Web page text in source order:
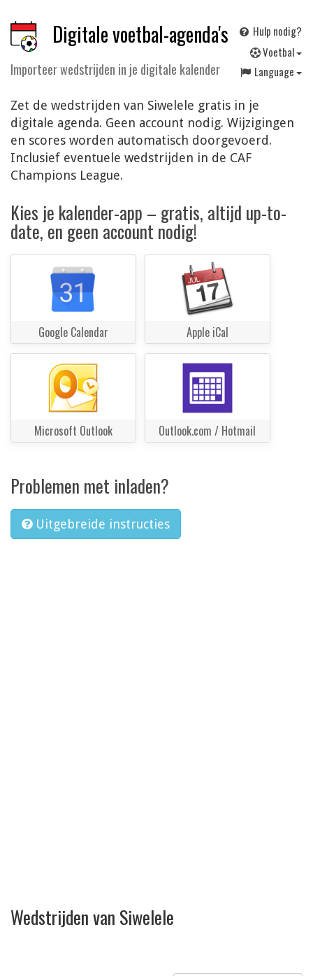
Digitale voetbal-agenda's
Importeer wedstrijden in je digitale kalender
Hulp nodig?
Voetbal
Language
Zet de wedstrijden van Siwelele gratis in je
digitale agenda. Geen account nodig. Wijzigingen
en scores worden automatisch doorgevoerd.
Inclusief eventuele wedstrijden in de CAF
Champions League.
Kies je kalender-app – gratis, altijd up-to-
date, en geen account nodig!
Google Calendar Apple iCal
Microsoft Outlook Outlook.com / Hotmail
Problemen met inladen?
Uitgebreide instructies
Wedstrijden van Siwelele